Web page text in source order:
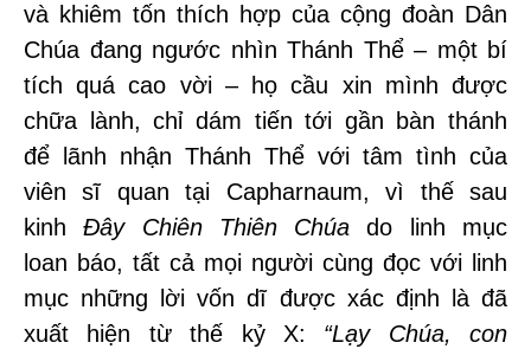
và khiêm tốn thích hợp của cộng đoàn Dân
Chúa đang ngước nhìn Thánh Thể – một bí
tích quá cao vời – họ cầu xin mình được
chữa lành, chỉ dám tiến tới gần bàn thánh
để lãnh nhận Thánh Thể với tâm tình của
viên sĩ quan tại Capharnaum, vì thế sau
kinhĐây Chiên Thiên Chúado linh mục
loan báo, tất cả mọi người cùng đọc với linh
mục những lời vốn dĩ được xác định là đã
xuất hiện từ thế kỷ X: “Lạy Chúa, con